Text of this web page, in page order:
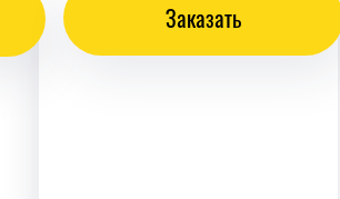
Заказать